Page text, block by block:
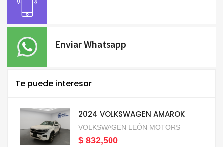
Enviar Whatsapp
Te puede interesar
2024 VOLKSWAGEN AMAROK
VOLKSWAGEN LEÓN MOTORS
$ 832,500